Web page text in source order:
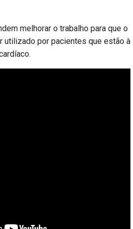
melhorar o trabalho para que o
utilizado por pacientes que estão à